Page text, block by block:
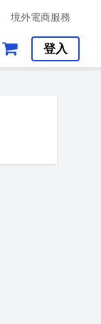
境外電商服務
登入